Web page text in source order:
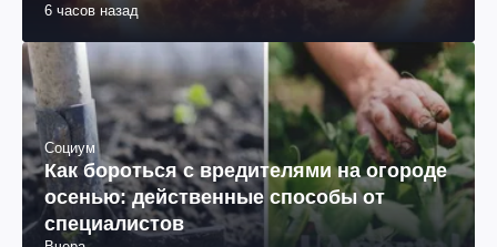
6 часов назад
Социум
Как бороться с вредителями на огороде
осенью: действенные способы от
специалистов